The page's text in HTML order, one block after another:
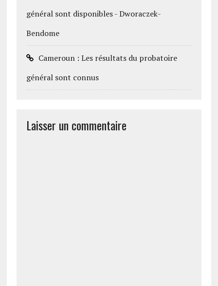
général sont disponibles - Dworaczek-
Bendome
Cameroun : Les résultats du probatoire
général sont connus
Laisser un commentaire